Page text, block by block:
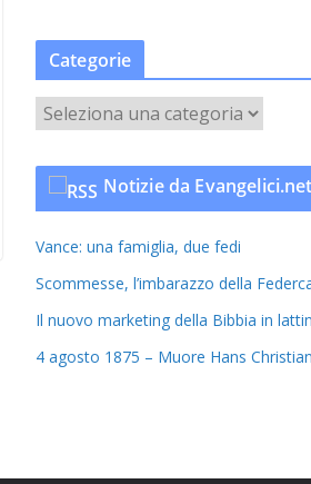
Categorie
a
t
o
r
e
Notizie da Evangelici.net
Vance: una famiglia, due fedi
Scommesse, l’imbarazzo della
Il nuovo marketing della Bibbia in
4 agosto 1875 – Muore Hans